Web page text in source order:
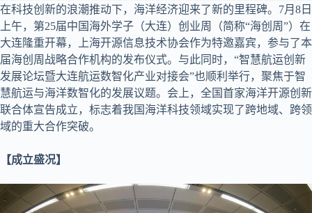
在科技创新的浪潮推动下，海洋经济迎来了新的里程碑。7月8日
上午，第25届中国海外学子（大连）创业周（简称“海创周”）在
大连隆重开幕，上海开源信息技术协会作为特邀嘉宾，参与了本
届海创周战略合作机构的发布仪式。与此同时，“智慧航运创新
发展论坛暨大连航运数智化产业对接会”也顺利举行，聚焦于智
慧航运与海洋数智化的发展议题。会上，全国首家海洋开源创新
联合体宣告成立，标志着我国海洋科技领域实现了跨地域、跨领
域的重大合作突破。
【成立盛况】